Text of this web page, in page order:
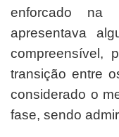
enforcado na
apresentava
compreensível,
transição entre
considerado o
fase, sendo